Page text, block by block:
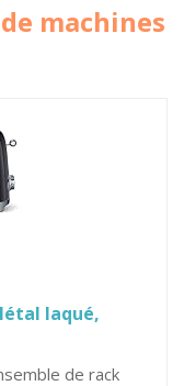
machines
laqué,
de rack